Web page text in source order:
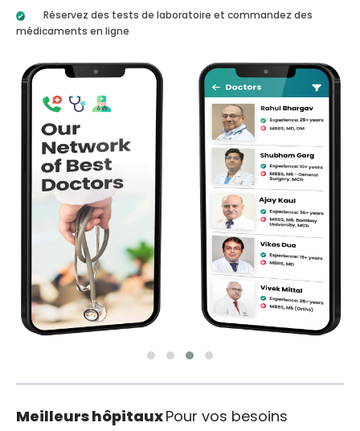
Réservez des tests de laboratoire et commandez des
médicaments en ligne
Meilleurs hôpitauxPour vos besoins